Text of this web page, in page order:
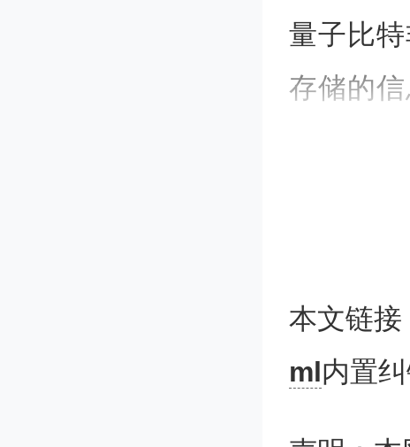
量子比
存储的
子比特
其他量
计算机
本文链接
ml内置